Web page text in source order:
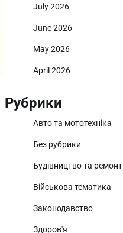
July 2026
June 2026
May 2026
April 2026
Рубрики
Авто та мототехніка
Без рубрики
Будівництво та ремонт
Військова тематика
Законодавство
Здоров'я